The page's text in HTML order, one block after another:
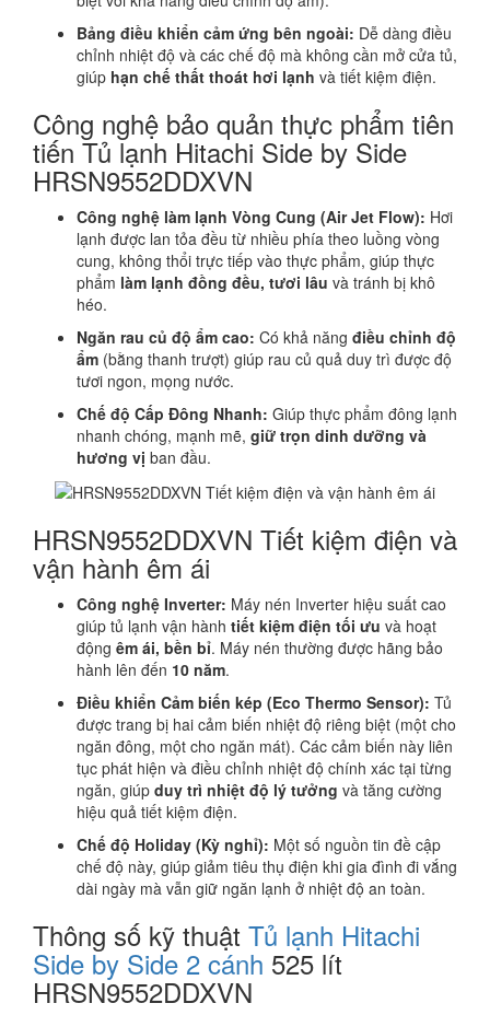
Bảng điều khiển cảm ứng bên ngoài: Dễ dàng điều
chỉnh nhiệt độ và các chế độ mà không cần mở cửa tủ,
giúp hạn chế thất thoát hơi lạnh và tiết kiệm điện.
Công nghệ bảo quản thực phẩm tiên
tiến Tủ lạnh Hitachi Side by Side
HRSN9552DDXVN
Công nghệ làm lạnh Vòng Cung (Air Jet Flow): Hơi
lạnh được lan tỏa đều từ nhiều phía theo luồng vòng
cung, không thổi trực tiếp vào thực phẩm, giúp thực
phẩm làm lạnh đồng đều, tươi lâu và tránh bị khô
héo.
Ngăn rau củ độ ẩm cao: Có khả năng điều chỉnh độ
ẩm (bằng thanh trượt) giúp rau củ quả duy trì được độ
tươi ngon, mọng nước.
Chế độ Cấp Đông Nhanh: Giúp thực phẩm đông lạnh
nhanh chóng, mạnh mẽ, giữ trọn dinh dưỡng và
hương vị ban đầu.
HRSN9552DDXVN Tiết kiệm điện và
vận hành êm ái
Công nghệ Inverter: Máy nén Inverter hiệu suất cao
giúp tủ lạnh vận hành tiết kiệm điện tối ưu và hoạt
động êm ái, bền bỉ. Máy nén thường được hãng bảo
hành lên đến 10 năm.
Điều khiển Cảm biến kép (Eco Thermo Sensor): Tủ
được trang bị hai cảm biến nhiệt độ riêng biệt (một cho
ngăn đông, một cho ngăn mát). Các cảm biến này liên
tục phát hiện và điều chỉnh nhiệt độ chính xác tại từng
ngăn, giúp duy trì nhiệt độ lý tưởng và tăng cường
hiệu quả tiết kiệm điện.
Chế độ Holiday (Kỳ nghỉ): Một số nguồn tin đề cập
chế độ này, giúp giảm tiêu thụ điện khi gia đình đi vắng
dài ngày mà vẫn giữ ngăn lạnh ở nhiệt độ an toàn.
Thông số kỹ thuật Tủ lạnh Hitachi
Side by Side 2 cánh 525 lít
HRSN9552DDXVN